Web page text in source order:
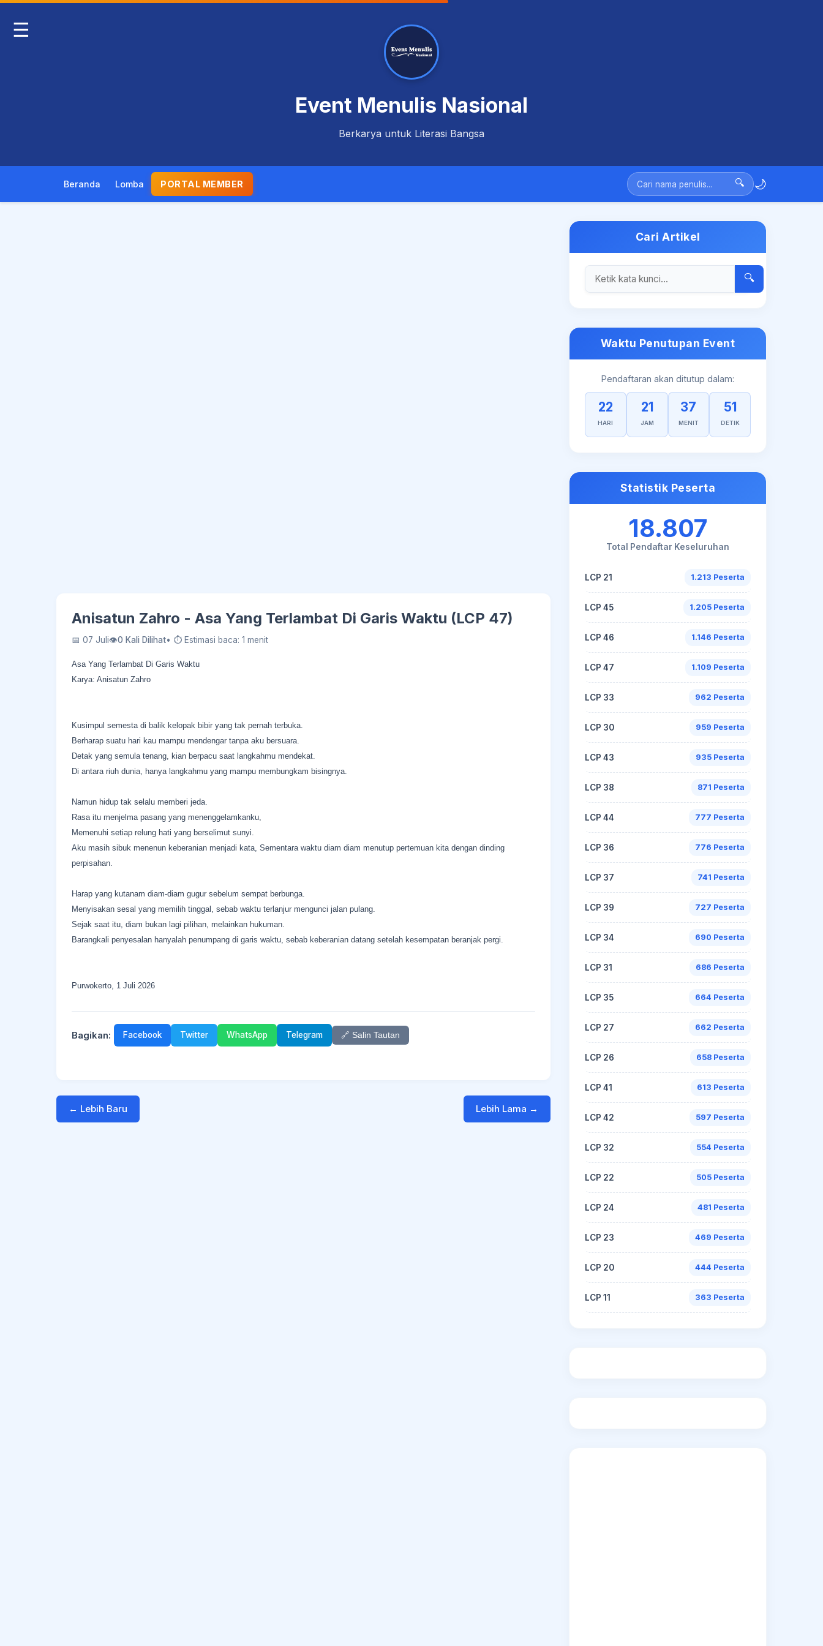
☰
Event Menulis Nasional
Berkarya untuk Literasi Bangsa
Beranda Lomba PORTAL MEMBER 🔍 🌙
Anisatun Zahro - Asa Yang Terlambat Di Garis Waktu (LCP 47)
📅 07 Juli👁0 Kali Dilihat• ⏱ Estimasi baca: 1 menit
Asa Yang Terlambat Di Garis Waktu
Karya: Anisatun Zahro
Kusimpul semesta di balik kelopak bibir yang tak pernah terbuka.
Berharap suatu hari kau mampu mendengar tanpa aku bersuara.
Detak yang semula tenang, kian berpacu saat langkahmu mendekat.
Di antara riuh dunia, hanya langkahmu yang mampu membungkam bisingnya.
Namun hidup tak selalu memberi jeda.
Rasa itu menjelma pasang yang menenggelamkanku,
Memenuhi setiap relung hati yang berselimut sunyi.
Aku masih sibuk menenun keberanian menjadi kata, Sementara waktu diam diam menutup pertemuan kita dengan dinding
perpisahan.
Harap yang kutanam diam-diam gugur sebelum sempat berbunga.
Menyisakan sesal yang memilih tinggal, sebab waktu terlanjur mengunci jalan pulang.
Sejak saat itu, diam bukan lagi pilihan, melainkan hukuman.
Barangkali penyesalan hanyalah penumpang di garis waktu, sebab keberanian datang setelah kesempatan beranjak pergi.
Purwokerto, 1 Juli 2026
Bagikan: Facebook Twitter WhatsApp Telegram 🔗 Salin Tautan
← Lebih Baru Lebih Lama →
Cari Artikel
🔍
Waktu Penutupan Event
Pendaftaran akan ditutup dalam:
22
HARI
21
JAM
37
MENIT
50
DETIK
Statistik Peserta
18.807
Total Pendaftar Keseluruhan
LCP 21 1.213 Peserta
LCP 45 1.205 Peserta
LCP 46 1.146 Peserta
LCP 47 1.109 Peserta
LCP 33 962 Peserta
LCP 30 959 Peserta
LCP 43 935 Peserta
LCP 38 871 Peserta
LCP 44 777 Peserta
LCP 36 776 Peserta
LCP 37 741 Peserta
LCP 39 727 Peserta
LCP 34 690 Peserta
LCP 31 686 Peserta
LCP 35 664 Peserta
LCP 27 662 Peserta
LCP 26 658 Peserta
LCP 41 613 Peserta
LCP 42 597 Peserta
LCP 32 554 Peserta
LCP 22 505 Peserta
LCP 24 481 Peserta
LCP 23 469 Peserta
LCP 20 444 Peserta
LCP 11 363 Peserta